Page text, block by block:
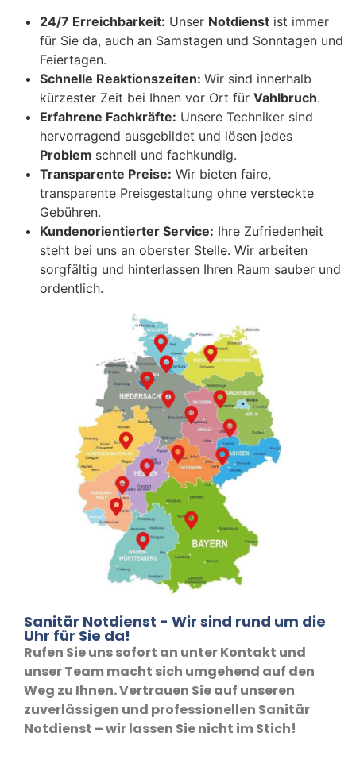
24/7 Erreichbarkeit: Unser Notdienst ist immer
für Sie da, auch an Samstagen und Sonntagen und
Feiertagen.
Schnelle Reaktionszeiten: Wir sind innerhalb
kürzester Zeit bei Ihnen vor Ort für Vahlbruch.
Erfahrene Fachkräfte: Unsere Techniker sind
hervorragend ausgebildet und lösen jedes
Problem schnell und fachkundig.
Transparente Preise: Wir bieten faire,
transparente Preisgestaltung ohne versteckte
Gebühren.
Kundenorientierter Service: Ihre Zufriedenheit
steht bei uns an oberster Stelle. Wir arbeiten
sorgfältig und hinterlassen Ihren Raum sauber und
ordentlich.
Sanitär Notdienst - Wir sind rund um die
Uhr für Sie da!
Rufen Sie uns sofort an unter Kontakt und
unser Team macht sich umgehend auf den
Weg zu Ihnen. Vertrauen Sie auf unseren
zuverlässigen und professionellen Sanitär
Notdienst – wir lassen Sie nicht im Stich!